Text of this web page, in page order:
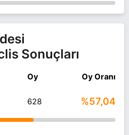
Sonuçları
Oy Oy Oranı
628 %57,04